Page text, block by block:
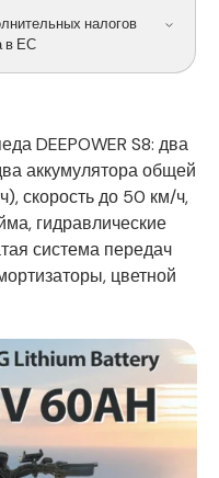
налогов
в ЕС
DEEPOWER S8: два
аккумулятора общей
скорость до 50 км/ч,
гидравлические
система передач
цветной